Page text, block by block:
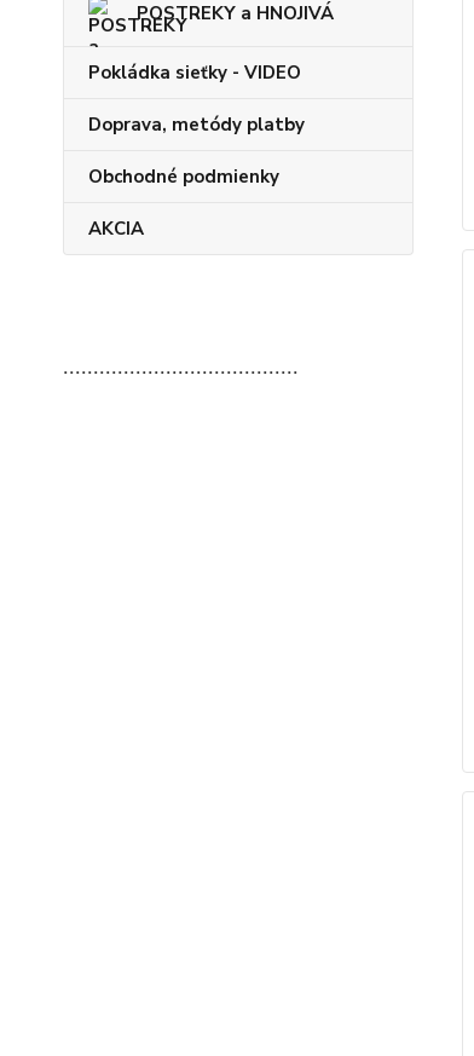
POSTREKY a HNOJIVÁ
Pokládka sieťky - VIDEO
Doprava, metódy platby
Obchodné podmienky
AKCIA
.......................................